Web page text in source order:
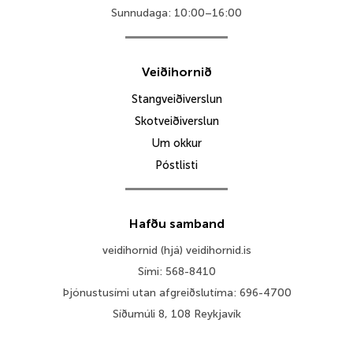
Sunnudaga: 10:00–16:00
Veiðihornið
Stangveiðiverslun
Skotveiðiverslun
Um okkur
Póstlisti
Hafðu samband
veidihornid (hjá) veidihornid.is
Sími: 568-8410
Þjónustusími utan afgreiðslutíma: 696-4700
Síðumúli 8, 108 Reykjavík